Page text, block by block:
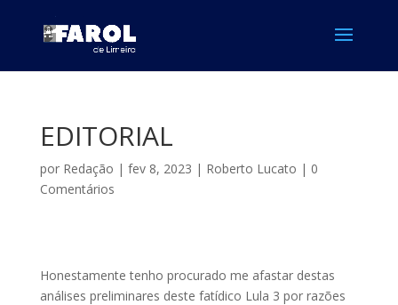
EDITORIAL
por Redação | fev 8, 2023 | Roberto Lucato | 0
Comentários
Honestamente tenho procurado me afastar destas
análises preliminares deste fatídico Lula 3 por razões